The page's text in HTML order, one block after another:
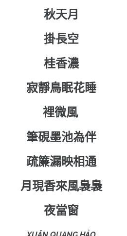
秋天月
掛長空
桂香濃
寂靜鳥眠花睡
裡微風
筆硯墨池為伴
疏簾漏映相通
月現香來風裊裊
夜當窗